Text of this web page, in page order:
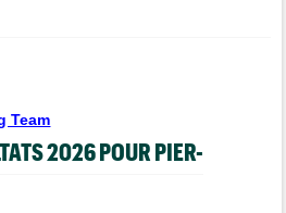
Team
2026 POUR PIER-